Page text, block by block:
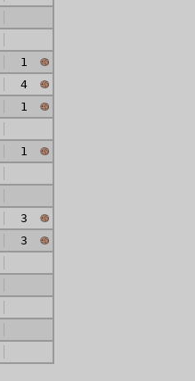
1
4
1
1
3
3